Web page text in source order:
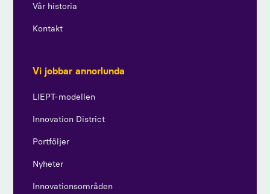
Vår historia
Kontakt
Vi jobbar annorlunda
LIEPT-modellen
Innovation District
Portföljer
Nyheter
Innovationsområden